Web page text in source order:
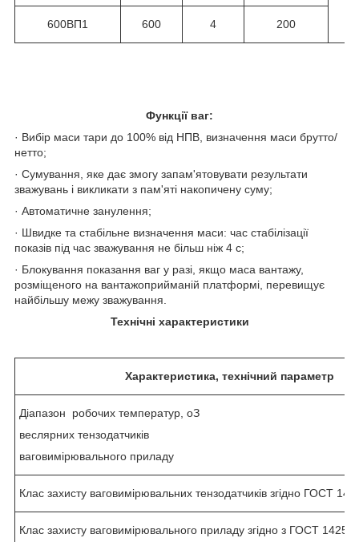
600ВП1 600 4 200
Функції ваг:
· Вибір маси тари до 100% від НПВ, визначення маси брутто/
нетто;
· Сумування, яке дає змогу запам'ятовувати результати
зважувань і викликати з пам'яті накопичену суму;
· Автоматичне занулення;
· Швидке та стабільне визначення маси: час стабілізації
показів під час зважування не більш ніж 4 с;
· Блокування показання ваг у разі, якщо маса вантажу,
розміщеного на вантажоприйманій платформі, перевищує
найбільшу межу зважування.
Технічні характеристики
Характеристика, технічний параметр
Діапазон робочих температур, оЗ
веслярних тензодатчиків
ваговимірювального приладу
Клас захисту ваговимірювальних тензодатчиків згідно ГОСТ
Клас захисту ваговимірювального приладу згідно з ГОСТ 14254